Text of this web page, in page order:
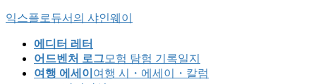
Skip
content
Skip
Navigation
익스플로듀서의 샤인웨이
에디터 레터
어드벤처 로그모험 탐험 기록일지
여행 에세이 여행 시・에세이・칼럼